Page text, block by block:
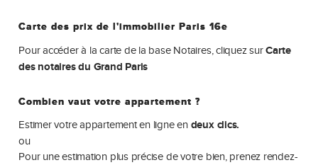
Carte des prix de l'immobilier Paris 16e
Pour accéder à la carte de la base Notaires, cliquez surCarte
des notaires du Grand Paris
Combien vaut votre appartement ?
Estimer votre appartement en ligne en deux clics.
ou
Pour une estimation plus précise de votre bien, prenez rendez-